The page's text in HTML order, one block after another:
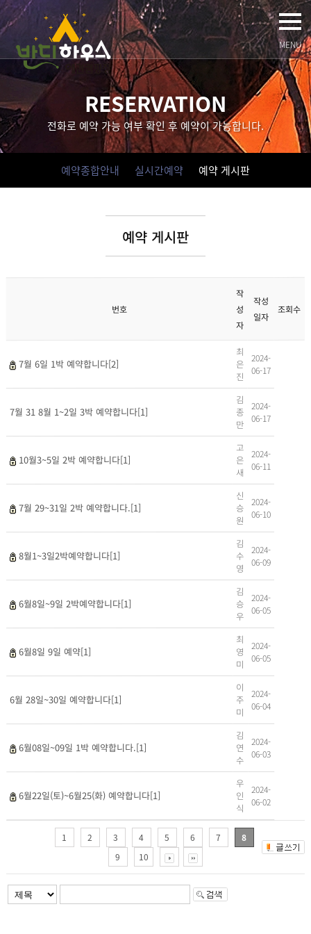
MENU
RESERVATION
전화로 예약 가능 여부 확인 후 예약이 가능합니다.
예약종합안내 실시간예약 예약 게시판
예약 게시판
번호
작
성
자
작성
일자
조회수
7월 6일 1박 예약합니다[2]
최
은
진
2024-
06-17
7월 31 8월 1~2일 3박 예약합니다[1]
김
종
만
2024-
06-17
10월3~5일 2박 예약합니다[1]
고
은
새
2024-
06-11
7월 29~31일 2박 예약합니다.[1]
신
승
원
2024-
06-10
8월1~3일2박예약합니다[1]
김
수
영
2024-
06-09
6월8일~9일 2박예약합니다[1]
김
승
우
2024-
06-05
6월8일 9일 예약[1]
최
영
미
2024-
06-05
6월 28일~30일 예약합니다[1]
이
주
미
2024-
06-04
6월08일~09일 1박 예약합니다.[1]
김
연
수
2024-
06-03
6월22일(토)~6월25(화) 예약합니다[1]
우
인
식
2024-
06-02
1 2 3 4 5 6 7
8
9
10